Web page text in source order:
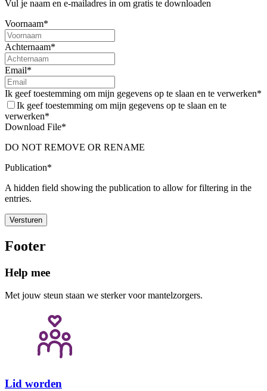
onderwijsinstellingen, kunnen studenten en onderwijsinstellingen
afspraken maken over het combineren van studie met
mantelzorgtaken. De onderwijsinstelling erkent hiermee de status
van de student als mantelzorger en geeft aan waar de student een
beroep op kan doen.
Je kunt hierbij denk aan:
Flexibel onderwijs: aanpassingen in het onderwijsprogramma,
aanwezigheidsplicht en in opdrachten, stages, toetsing en
examinering.
Financiële ondersteuning: het Profileringsfonds (hoger
Interne en externe ondersteuning: studentencoach,
met elkaar te praten over de mantelzorgtaken en het effect dat dat
heeft op school.
De Modelovereenkomst wordt gesteund door het
de Vereniging van Hoge Scholen en Universiteiten.
Vul je naam en e-mailadres in om gratis te downloaden
Voornaam*
Achternaam*
Email*
Ik geef toestemming om mijn gegevens op te slaan en te verwerken*
Ik geef toestemming om mijn gegevens op te slaan en te
verwerken*
Download File*
DO NOT REMOVE OR RENAME
Publication*
A hidden field showing the publication to allow for filtering in the
entries.
Versturen
Footer
Help mee
Met jouw steun staan we sterker voor mantelzorgers.
Lid worden